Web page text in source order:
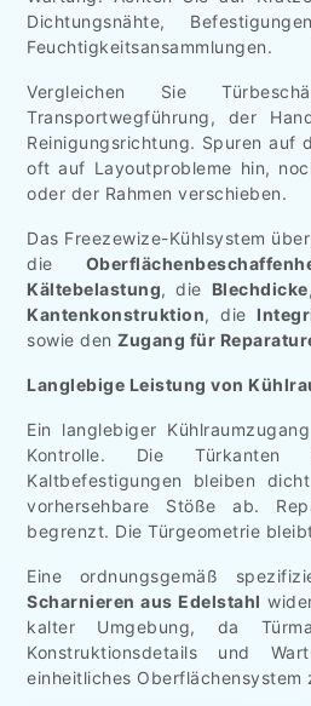
Dichtungsnähte,
Feuchtigkeitsansammlungen.
Vergleichen Sie
Transportwegführung, der
Reinigungsrichtung. Spuren auf
oft auf Layoutprobleme hin,
oder der Rahmen verschieben.
Das Freezewize-Kühlsystem
die
Kältebelastung, die Blechdicke
Kantenkonstruktion, die
sowie den Zugang für
Langlebige Leistung von
Ein langlebiger
Kontrolle. Die Türkanten
Kaltbefestigungen bleiben
vorhersehbare Stöße ab.
begrenzt. Die Türgeometrie
Eine ordnungsgemäß
Scharnieren aus Edelstahl
kalter Umgebung, da
Konstruktionsdetails und
einheitliches Oberflächensystem